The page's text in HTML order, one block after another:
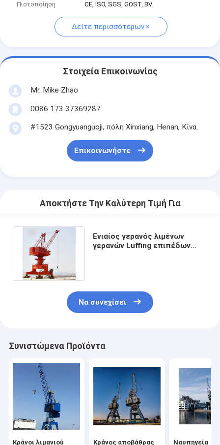
Πιστοποίηση
CE, ISO, SGS, GOST, BV
Δείτε περισσότερων
Στοιχεία Επικοινωνίας
Mr. Mike Zhao
0086 173 37369287
#1523 Gongyuanguoji, πόλη Xinxiang, Henan, Κίνα.
Επικοινωνήστε
Αποκτήστε Την Καλύτερη Τιμή Για
Ενιαίος γερανός λιμένων
γερανών Luffing επιπέδων
Να συνεχίσει
Συνιστώμενα Προϊόντα
Κράνοι λιμανιού Κράνος αποβάθρας Ναυπηγεία